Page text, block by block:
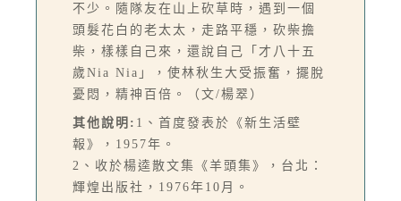
不少。隨隊友在山上砍草時，遇到一個
頭髮花白的老太太，走路平穩，砍柴擔
柴，樣樣自己來，還說自己「才八十五
歲Nia Nia」，使林秋生大受振奮，擺脫
憂悶，精神百倍。（文/楊翠）
其他說明: 1、首度發表於《新生活壁
報》，1957年。
2、收於楊逵散文集《羊頭集》，台北：
輝煌出版社，1976年10月。